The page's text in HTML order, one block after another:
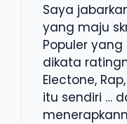
Saya
yang maju
Populer
dikata
Electone,
itu sendiri …